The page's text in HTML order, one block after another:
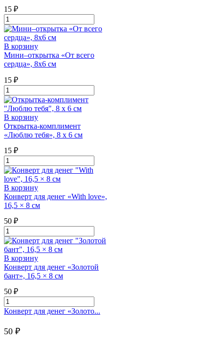
6
см
15 ₽
Количество
товара
Мини‒
открытка
"Thanks"
8,8
10,7
см
В корзину
Мини–открытка «От всего
сердца», 8х6 см
15 ₽
Количество
товара
Мини–
открытка
«От
всего
8х6
см
В корзину
Открытка-комплимент
«Люблю тебя», 8 х 6 см
15 ₽
Количество
товара
Открытка-
комплимент
"Люблю
тебя",
х
6
см
В корзину
Конверт для денег «With love»,
16,5 × 8 см
50 ₽
Количество
товара
Конверт
для
денег
"With
16,5
×
8
В корзину
Конверт для денег «Золотой
бант», 16,5 × 8 см
50 ₽
Количество
товара
Конверт
для
денег
Конверт для денег «Золото...
50 ₽